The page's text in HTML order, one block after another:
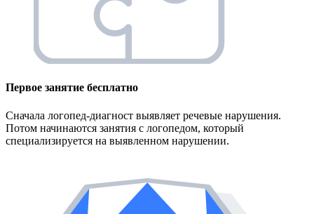
Первое занятие бесплатно
Сначала логопед-диагност выявляет речевые нарушения.
Потом начинаются занятия с логопедом, который
специализируется на выявленном нарушении.